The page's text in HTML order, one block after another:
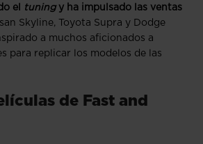
el tuningy ha impulsado las ventas
Skyline, Toyota Supra y Dodge
a muchos aficionados a
para replicar los modelos de las
de Fast and